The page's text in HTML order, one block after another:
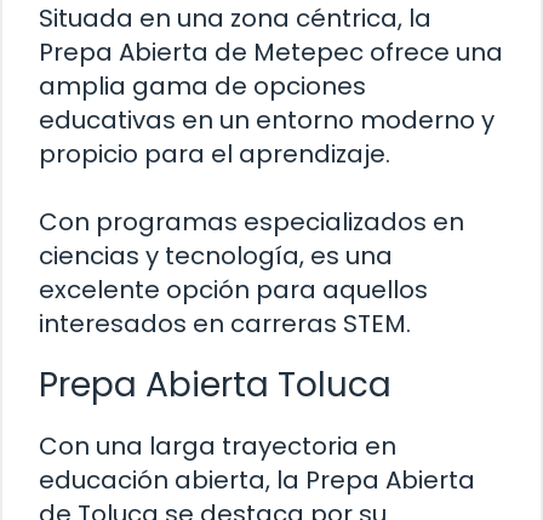
Situada en una zona céntrica, la
Prepa Abierta de Metepec ofrece una
amplia gama de opciones
educativas en un entorno moderno y
propicio para el aprendizaje.
Con programas especializados en
ciencias y tecnología, es una
excelente opción para aquellos
interesados en carreras STEM.
Prepa Abierta Toluca
Con una larga trayectoria en
educación abierta, la Prepa Abierta